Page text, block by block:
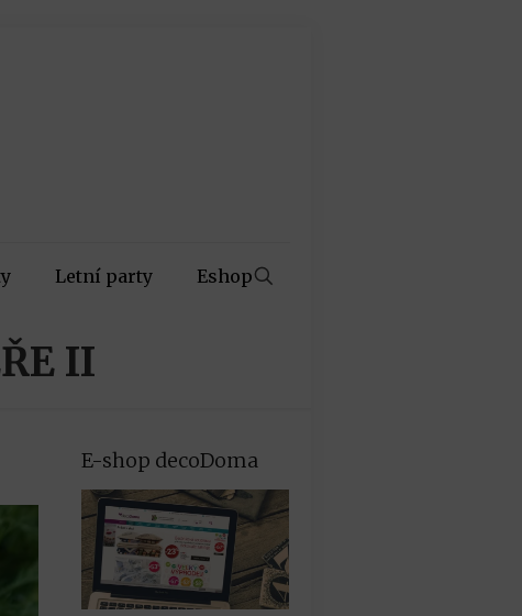
Letní party Eshop
II
E-shop decoDoma